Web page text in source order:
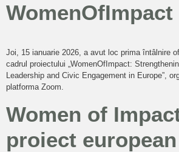
WomenOfImpact
Joi, 15 ianuarie 2026, a avut loc prima întâlnire
cadrul proiectului „WomenOfImpact:
Leadership and Civic Engagement in Europe”,
platforma Zoom.
Women of
proiect